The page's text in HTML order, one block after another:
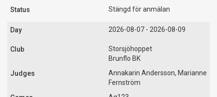
Stängd för anmälan
2026-08-07 - 2026-08-09
Storsjöhoppet
Brunflo BK
Annakarin Andersson, Marianne
Fernström